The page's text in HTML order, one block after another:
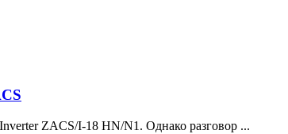
ZACS/I-18 HN/N1. Однако разговор ...